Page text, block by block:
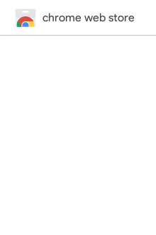
chrome web store